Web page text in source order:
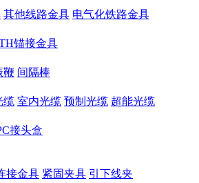
其他线路金具 电气化铁路金具
锚接金具
鞭 间隔棒
缆 室内光缆 预制光缆 超能光缆
接头盒
接金具 紧固夹具 引下线夹